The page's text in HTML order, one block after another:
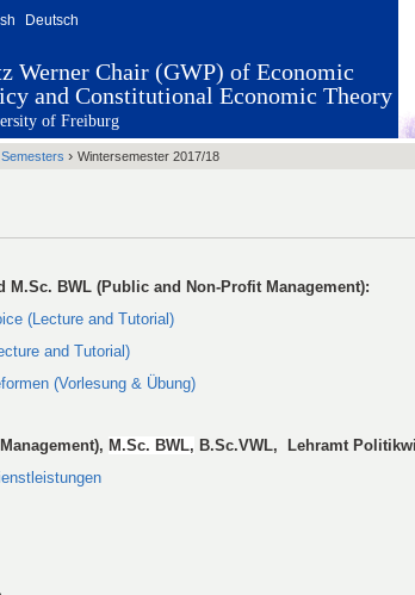
Deutsch
Werner Chair (GWP) of Economic
and Constitutional Economic Theory
of Freiburg
› Wintersemester 2017/18
M.Sc. BWL (Public and Non-Profit Management):
(Lecture and Tutorial)
and Tutorial)
(Vorlesung & Übung)
M.Sc. BWL, B.Sc.VWL, Lehramt